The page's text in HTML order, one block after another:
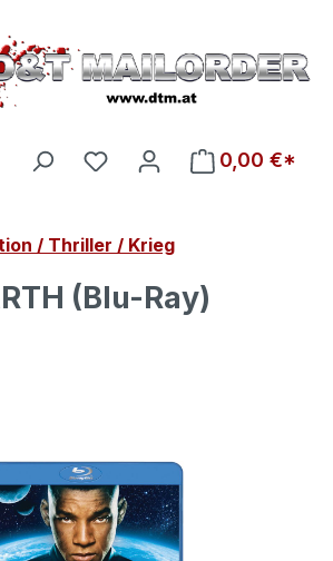
Du hast 0 Produkte auf
0,00 €*
/ Thriller / Krieg
(Blu-Ray)